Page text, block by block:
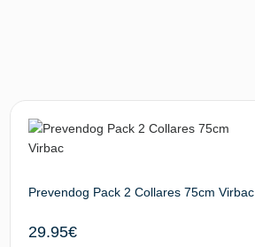
Prevendog Pack 2 Collares 75cm Virbac
29.95€